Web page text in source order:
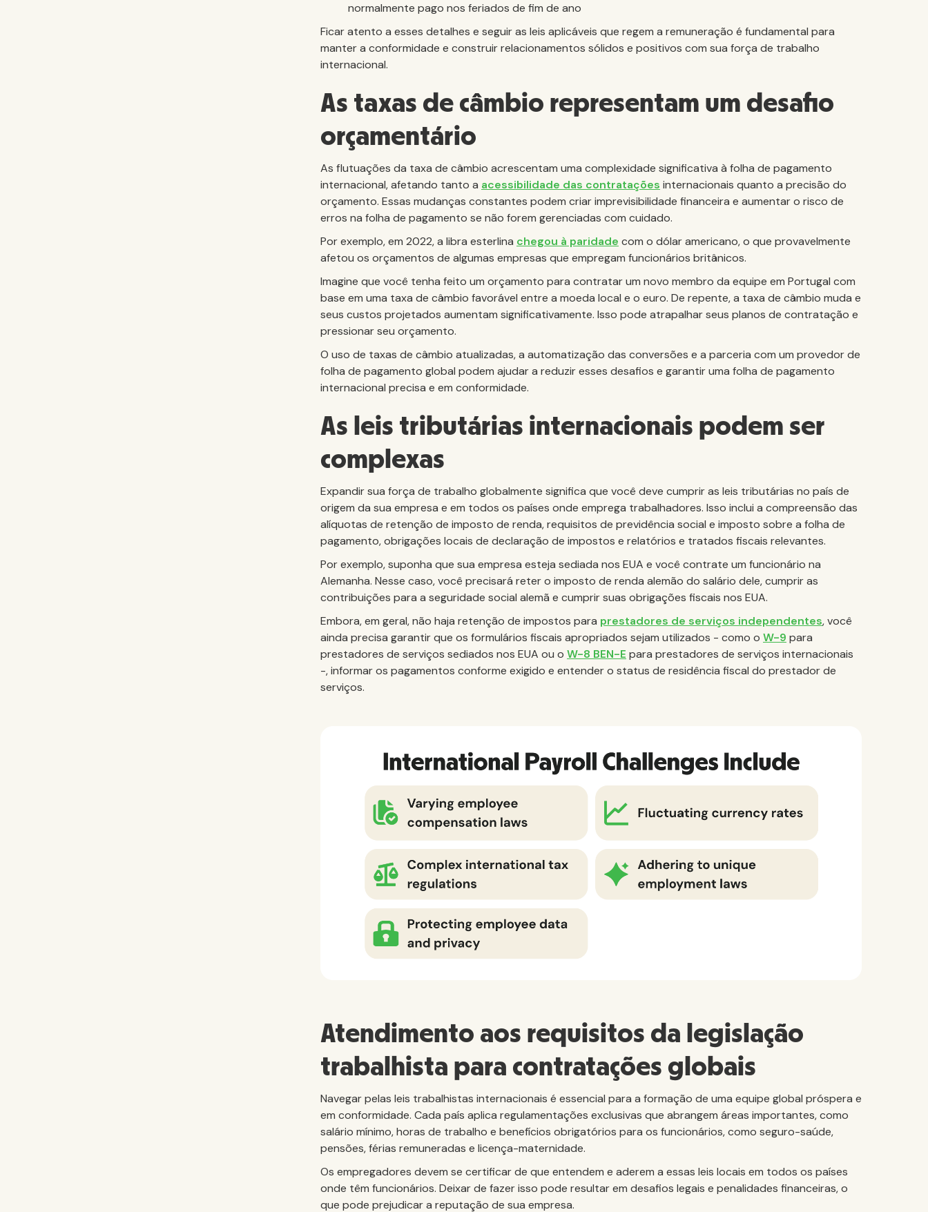
normalmente pago nos feriados de fim de ano
Ficar atento a esses detalhes e seguir as leis aplicáveis que regem a remuneração é fundamental para
manter a conformidade e construir relacionamentos sólidos e positivos com sua força de trabalho
internacional.
As taxas de câmbio representam um desafio
orçamentário
As flutuações da taxa de câmbio acrescentam uma complexidade significativa à folha de pagamento
internacional, afetando tanto a acessibilidade das contratações internacionais quanto a precisão do
orçamento. Essas mudanças constantes podem criar imprevisibilidade financeira e aumentar o risco de
erros na folha de pagamento se não forem gerenciadas com cuidado.
Por exemplo, em 2022, a libra esterlina chegou à paridade com o dólar americano, o que provavelmente
afetou os orçamentos de algumas empresas que empregam funcionários britânicos.
Imagine que você tenha feito um orçamento para contratar um novo membro da equipe em Portugal com
base em uma taxa de câmbio favorável entre a moeda local e o euro. De repente, a taxa de câmbio muda e
seus custos projetados aumentam significativamente. Isso pode atrapalhar seus planos de contratação e
pressionar seu orçamento.
O uso de taxas de câmbio atualizadas, a automatização das conversões e a parceria com um provedor de
folha de pagamento global podem ajudar a reduzir esses desafios e garantir uma folha de pagamento
internacional precisa e em conformidade.
As leis tributárias internacionais podem ser
complexas
Expandir sua força de trabalho globalmente significa que você deve cumprir as leis tributárias no país de
origem da sua empresa e em todos os países onde emprega trabalhadores. Isso inclui a compreensão das
alíquotas de retenção de imposto de renda, requisitos de previdência social e imposto sobre a folha de
pagamento, obrigações locais de declaração de impostos e relatórios e tratados fiscais relevantes.
Por exemplo, suponha que sua empresa esteja sediada nos EUA e você contrate um funcionário na
Alemanha. Nesse caso, você precisará reter o imposto de renda alemão do salário dele, cumprir as
contribuições para a seguridade social alemã e cumprir suas obrigações fiscais nos EUA.
Embora, em geral, não haja retenção de impostos para prestadores de serviços independentes, você
ainda precisa garantir que os formulários fiscais apropriados sejam utilizados - como o W-9 para
prestadores de serviços sediados nos EUA ou o W-8 BEN-E para prestadores de serviços internacionais
-, informar os pagamentos conforme exigido e entender o status de residência fiscal do prestador de
serviços.
Atendimento aos requisitos da legislação
trabalhista para contratações globais
Navegar pelas leis trabalhistas internacionais é essencial para a formação de uma equipe global próspera e
em conformidade. Cada país aplica regulamentações exclusivas que abrangem áreas importantes, como
salário mínimo, horas de trabalho e benefícios obrigatórios para os funcionários, como seguro-saúde,
pensões, férias remuneradas e licença-maternidade.
Os empregadores devem se certificar de que entendem e aderem a essas leis locais em todos os países
onde têm funcionários. Deixar de fazer isso pode resultar em desafios legais e penalidades financeiras, o
que pode prejudicar a reputação de sua empresa.